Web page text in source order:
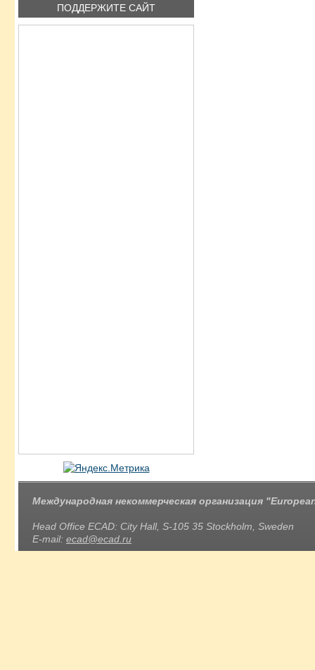
ПОДДЕРЖИТЕ САЙТ
Международная некоммерческая организация
Head Office ECAD: City Hall, S-105 35 Stockholm, Sweden
E-mail: ecad@ecad.ru